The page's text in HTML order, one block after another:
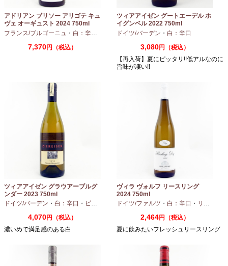
アドリアン ブリソー アリゴテ キュ
ヴェ オーギュスト 2024 750ml
フランス/ブルゴーニュ ・ 白：辛口 アリゴテ
7,370円（税込）
ツィアアイゼン グートエーデル ホ
イグンベル 2022 750ml
ドイツ/バーデン ・ 白：辛口
3,080円（税込）
【再入荷】夏にピッタリ!!低アルなのに
旨味が凄い!!
ツィアアイゼン グラウアーブルグ
ンダー 2023 750ml
ドイツ/バーデン ・ 白：辛口 ・ ピノグリ
4,070円（税込）
濃いめで満足感のある白
ヴィラ ヴォルフ リースリング
2024 750ml
ドイツ/ファルツ ・ 白：辛口 ・ リースリング
2,464円（税込）
夏に飲みたいフレッシュリースリング